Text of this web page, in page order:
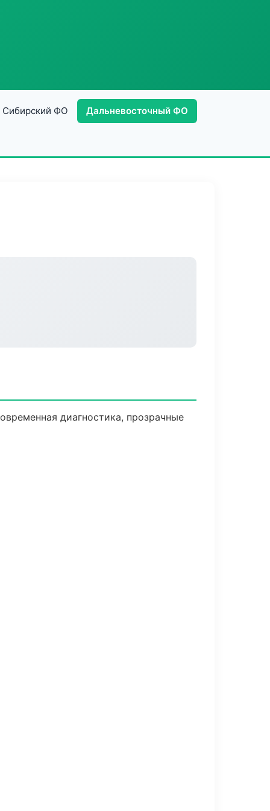
Сибирский ФО Дальневосточный ФО
диагностика, прозрачные